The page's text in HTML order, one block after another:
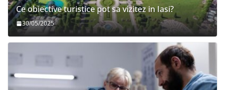
Ce obiective turistice pot sa vizitez in Iasi?
30/05/2025